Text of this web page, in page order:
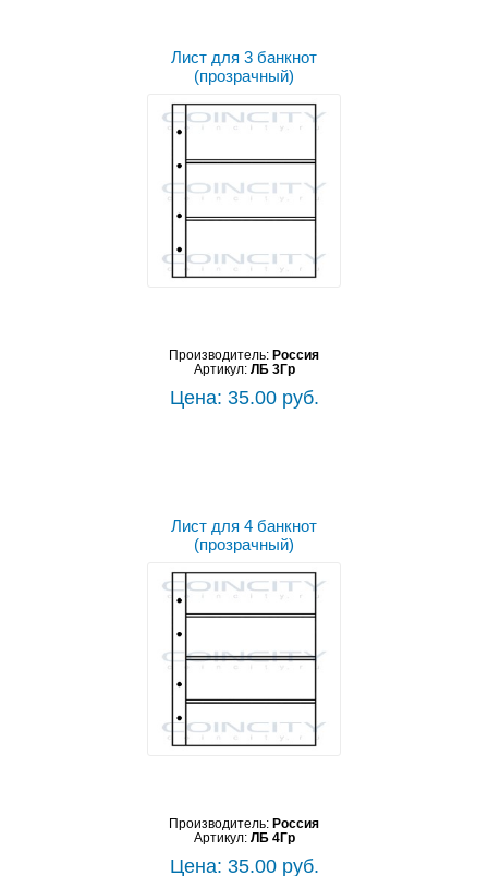
Лист для 3 банкнот
(прозрачный)
Производитель: Россия
Артикул: ЛБ 3Гр
Цена: 35.00 руб.
Лист для 4 банкнот
(прозрачный)
Производитель: Россия
Артикул: ЛБ 4Гр
Цена: 35.00 руб.